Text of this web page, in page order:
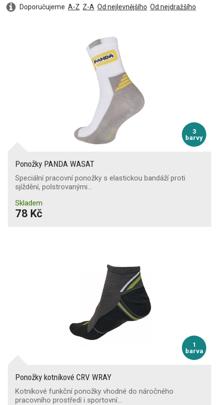
Bavlněné
Doporučujeme A-Z Z-A Od nejlevnějšího Od nejdražšího
3
barvy
Ponožky PANDA WASAT
Speciální pracovní ponožky s elastickou bandáží proti
sjíždění, polstrovanými…
Skladem
78 Kč
1
barva
Ponožky kotníkové CRV WRAY
Kotníkové funkční ponožky vhodné do náročného
pracovního prostředí i sportovní…